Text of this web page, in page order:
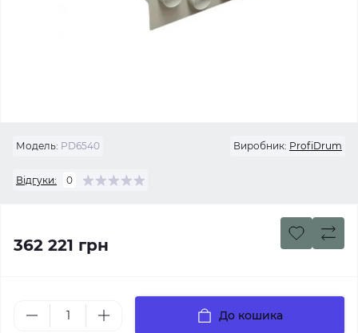
Модель: PD6540 Виробник: ProfiDrum
Відгуки: 0
362 221 грн
До кошика